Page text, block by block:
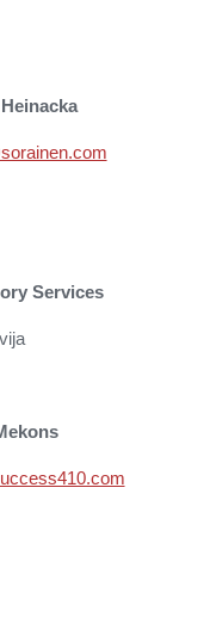
Services